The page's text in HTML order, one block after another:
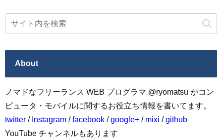
About
ノマドなフリーランス WEB プログラマ @ryomatsu がコン
ピュータ・モバイルに関するお役立ち情報を書いてます。
twitter / Instagram / facebook / google+ / mixi / github
YouTube チャンネルもあります